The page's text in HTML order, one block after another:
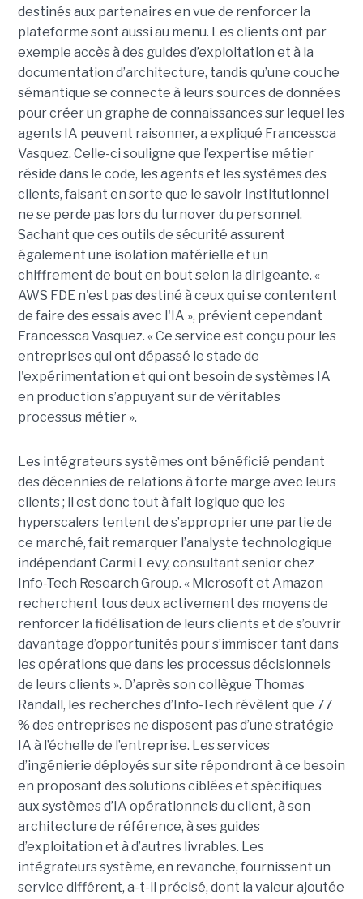
destinés aux partenaires en vue de renforcer la
plateforme sont aussi au menu. Les clients ont par
exemple accès à des guides d’exploitation et à la
documentation d’architecture, tandis qu’une couche
sémantique se connecte à leurs sources de données
pour créer un graphe de connaissances sur lequel les
agents IA peuvent raisonner, a expliqué Francessca
Vasquez. Celle-ci souligne que l’expertise métier
réside dans le code, les agents et les systèmes des
clients, faisant en sorte que le savoir institutionnel
ne se perde pas lors du turnover du personnel.
Sachant que ces outils de sécurité assurent
également une isolation matérielle et un
chiffrement de bout en bout selon la dirigeante. «
AWS FDE n'est pas destiné à ceux qui se contentent
de faire des essais avec l'IA », prévient cependant
Francessca Vasquez. « Ce service est conçu pour les
entreprises qui ont dépassé le stade de
l'expérimentation et qui ont besoin de systèmes IA
en production s’appuyant sur de véritables
processus métier ».
Les intégrateurs systèmes ont bénéficié pendant
des décennies de relations à forte marge avec leurs
clients ; il est donc tout à fait logique que les
hyperscalers tentent de s’approprier une partie de
ce marché, fait remarquer l’analyste technologique
indépendant Carmi Levy, consultant senior chez
Info-Tech Research Group. « Microsoft et Amazon
recherchent tous deux activement des moyens de
renforcer la fidélisation de leurs clients et de s’ouvrir
davantage d’opportunités pour s’immiscer tant dans
les opérations que dans les processus décisionnels
de leurs clients ». D’après son collègue Thomas
Randall, les recherches d’Info-Tech révèlent que 77
% des entreprises ne disposent pas d’une stratégie
IA à l’échelle de l’entreprise. Les services
d’ingénierie déployés sur site répondront à ce besoin
en proposant des solutions ciblées et spécifiques
aux systèmes d’IA opérationnels du client, à son
architecture de référence, à ses guides
d’exploitation et à d’autres livrables. Les
intégrateurs système, en revanche, fournissent un
service différent, a-t-il précisé, dont la valeur ajoutée